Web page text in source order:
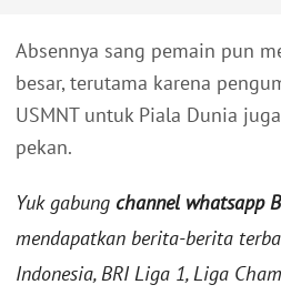
Absennya sang pemain pun
besar, terutama karena
USMNT untuk Piala Dunia
pekan.
Yuk gabung channel whatsapp
mendapatkan berita-berita
Indonesia, BRI Liga 1, Liga